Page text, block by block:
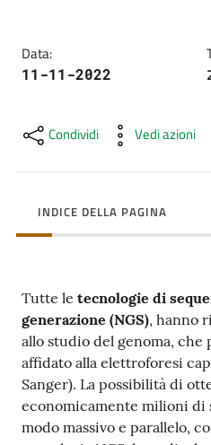
fare
per...
Strutture
e
Piacenza
Costruiamo
Salute
Data:
11-11-2022
Condividi Vedi azioni
INDICE DELLA PAGINA
Tutte le tecnologie di
generazione (NGS), hanno
allo studio del genoma, che
affidato alla elettroforesi
Sanger). La possibilità di
economicamente milioni di
modo massivo e parallelo,